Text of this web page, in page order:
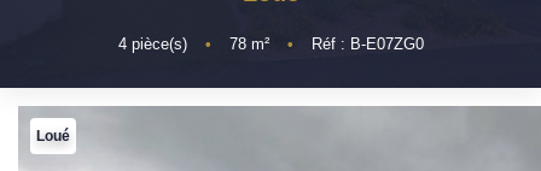
INVESTIR
4pièce(s) • 78m² • Réf : B-E07ZG0
Loué